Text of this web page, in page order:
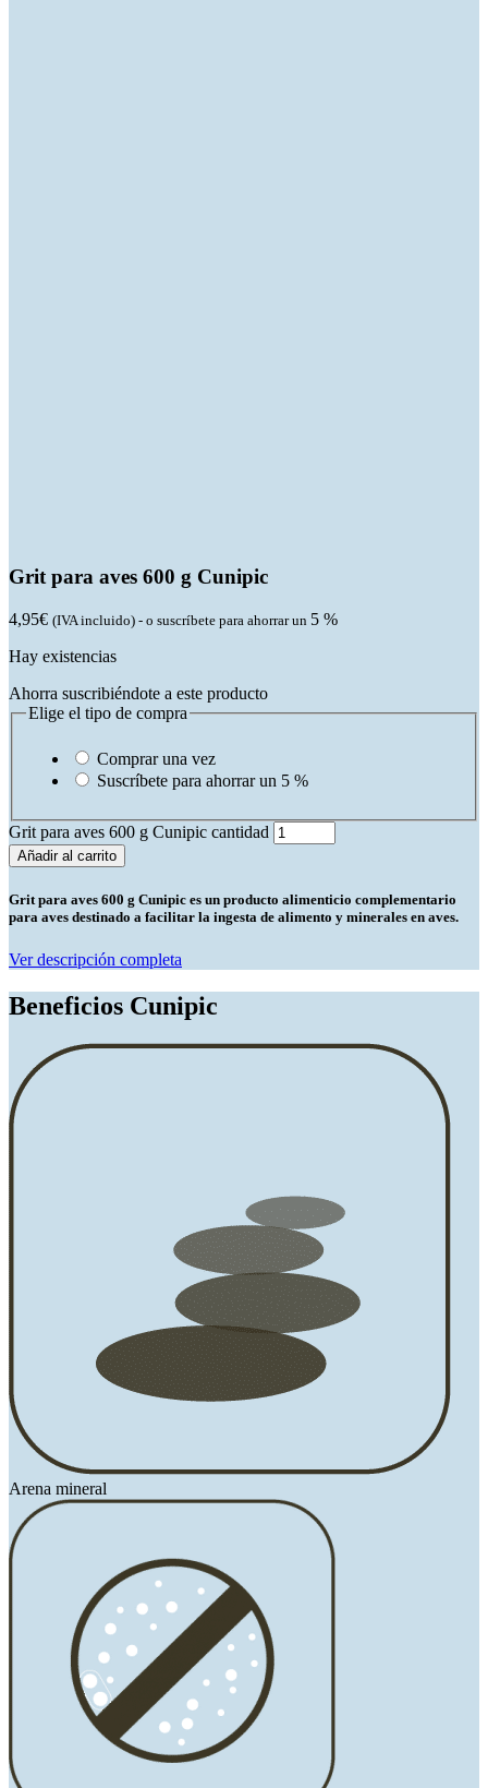
Grit para aves 600 g Cunipic
4,95€ (IVA incluido) - o suscríbete para ahorrar un 5 %
Hay existencias
Ahorra suscribiéndote a este producto
Elige el tipo de compra
Comprar una vez
Suscríbete para ahorrar un 5 %
Grit para aves 600 g Cunipic cantidad
Añadir al carrito
Grit para aves 600 g Cunipic es un producto alimenticio complementario
para aves destinado a facilitar la ingesta de alimento y minerales en aves.
Ver descripción completa
Beneficios Cunipic
Arena mineral